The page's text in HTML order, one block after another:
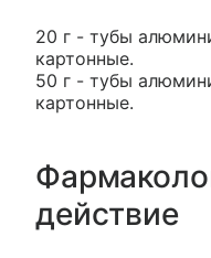
20 г - тубы
картонные.
50 г - тубы
картонные.
действие